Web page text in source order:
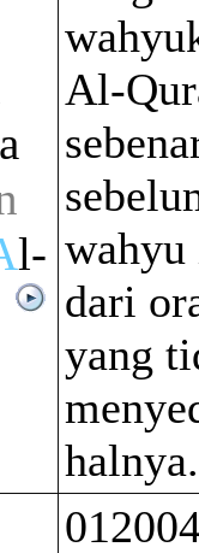
l-
Al-
wahyu
dari
yang
halnya.